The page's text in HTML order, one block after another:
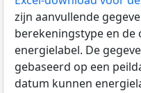
zijn aanvullende
berekeningstype en
energielabel. De
gebaseerd op een
datum kunnen